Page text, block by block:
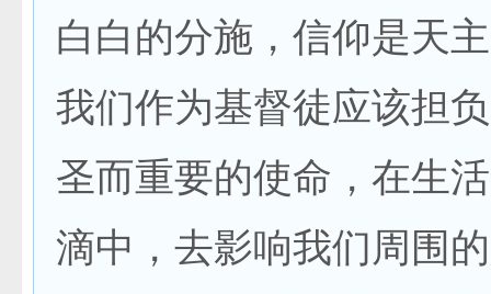
白白的分施，信仰是天
我们作为基督徒应该担
圣而重要的使命，在生
滴中，去影响我们周围